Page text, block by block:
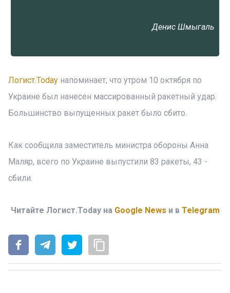
Денис Шмыгаль
Логист.Today напоминает, что утром 10 октября по
Украине был нанесен массированный ракетный удар.
Большинство выпущенных ракет было сбито.
Как сообщила заместитель министра обороны Анна
Маляр, всего по Украине выпустили 83 ракеты, 43 -
сбили.
Читайте Логист.Today на Google News и в Telegram